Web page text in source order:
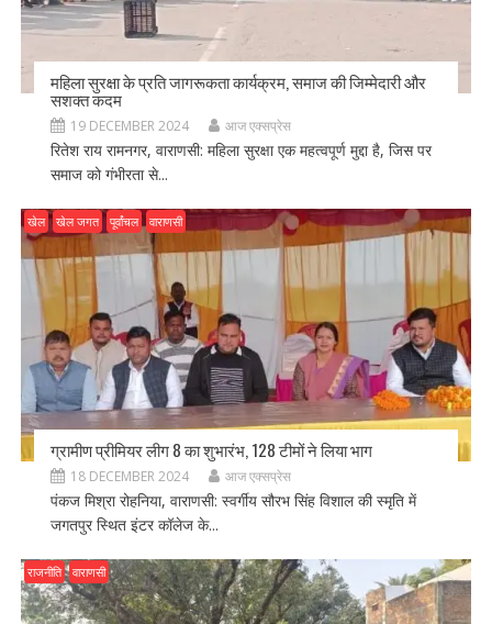
महिला सुरक्षा के प्रति जागरूकता कार्यक्रम, समाज की जिम्मेदारी और
सशक्त कदम
19 DECEMBER 2024 आज एक्सप्रेस
रितेश राय रामनगर, वाराणसी: महिला सुरक्षा एक महत्वपूर्ण मुद्दा है, जिस पर
समाज को गंभीरता से...
खेल खेल जगत पूर्वांचल वाराणसी
ग्रामीण प्रीमियर लीग 8 का शुभारंभ, 128 टीमों ने लिया भाग
18 DECEMBER 2024 आज एक्सप्रेस
पंकज मिश्रा रोहनिया, वाराणसी: स्वर्गीय सौरभ सिंह विशाल की स्मृति में
जगतपुर स्थित इंटर कॉलेज के...
राजनीति वाराणसी